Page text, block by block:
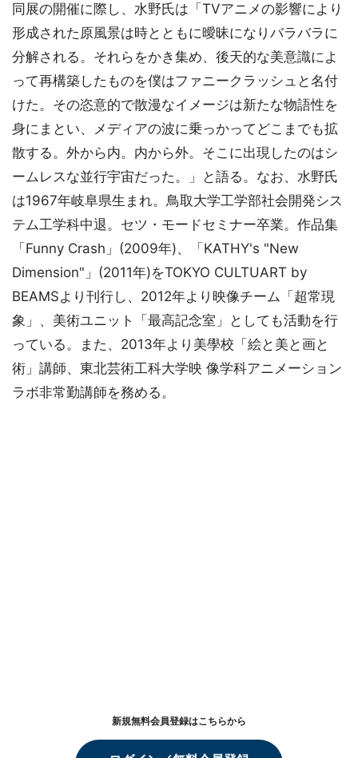
同展の開催に際し、水野氏は「TVアニメの影響により
形成された原風景は時とともに曖昧になりバラバラに
分解される。それらをかき集め、後天的な美意識によ
って再構築したものを僕はファニークラッシュと名付
けた。その恣意的で散漫なイメージは新たな物語性を
身にまとい、メディアの波に乗っかってどこまでも拡
散する。外から内。内から外。そこに出現したのはシ
ームレスな並行宇宙だった。」と語る。なお、水野氏
は1967年岐阜県生まれ。鳥取大学工学部社会開発シス
テム工学科中退。セツ・モードセミナー卒業。作品集
「Funny Crash」(2009年)、「KATHY's "New
Dimension"」(2011年)をTOKYO CULTUART by
BEAMSより刊行し、2012年より映像チーム「超常現
象」、美術ユニット「最高記念室」としても活動を行
っている。また、2013年より美學校「絵と美と画と
術」講師、東北芸術工科大学映 像学科アニメーション
ラボ非常勤講師を務める。
新規無料会員登録はこちらから